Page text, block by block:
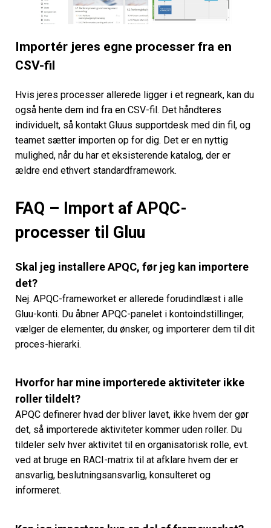
Importér jeres egne processer fra en
CSV-fil
Hvis jeres processer allerede ligger i et regneark, kan du
også hente dem ind fra en CSV-fil. Det håndteres
individuelt, så kontakt Gluus supportdesk med din fil, og
teamet sætter importen op for dig. Det er en nyttig
mulighed, når du har et eksisterende katalog, der er
ældre end ethvert standardframework.
FAQ – Import af APQC-
processer til Gluu
Skal jeg installere APQC, før jeg kan importere
det?
Nej. APQC-frameworket er allerede forudindlæst i alle
Gluu-konti. Du åbner APQC-panelet i kontoindstillinger,
vælger de elementer, du ønsker, og importerer dem til dit
proces-hierarki.
Hvorfor har mine importerede aktiviteter ikke
roller tildelt?
APQC definerer hvad der bliver lavet, ikke hvem der gør
det, så importerede aktiviteter kommer uden roller. Du
tildeler selv hver aktivitet til en organisatorisk rolle, evt.
ved at bruge en RACI-matrix til at afklare hvem der er
ansvarlig, beslutningsansvarlig, konsulteret og
informeret.